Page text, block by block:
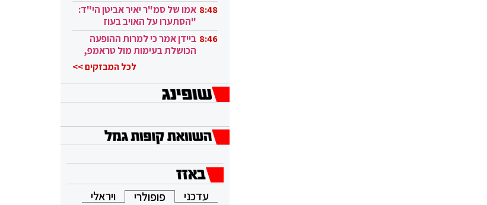
8:48 אמו של סמ"ר יאיר אביטן הי"ד:
"הסתערו על האויב בעוז
ובגבורה" 8:46 ביידן אמר כי למרות ההופעה
הכושלת בעימות מול טראמפ,
לכל המבזקים >>
עדכני פופולרי ויראלי